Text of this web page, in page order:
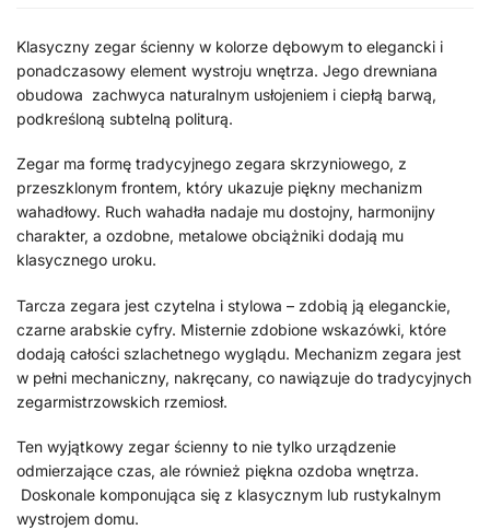
Klasyczny zegar ścienny w kolorze dębowym to elegancki i
ponadczasowy element wystroju wnętrza. Jego drewniana
obudowa zachwyca naturalnym usłojeniem i ciepłą barwą,
podkreśloną subtelną politurą.
Zegar ma formę tradycyjnego zegara skrzyniowego, z
przeszklonym frontem, który ukazuje piękny mechanizm
wahadłowy. Ruch wahadła nadaje mu dostojny, harmonijny
charakter, a ozdobne, metalowe obciążniki dodają mu
klasycznego uroku.
Tarcza zegara jest czytelna i stylowa – zdobią ją eleganckie,
czarne arabskie cyfry. Misternie zdobione wskazówki, które
dodają całości szlachetnego wyglądu. Mechanizm zegara jest
w pełni mechaniczny, nakręcany, co nawiązuje do tradycyjnych
zegarmistrzowskich rzemiosł.
Ten wyjątkowy zegar ścienny to nie tylko urządzenie
odmierzające czas, ale również piękna ozdoba wnętrza.
Doskonale komponująca się z klasycznym lub rustykalnym
wystrojem domu.